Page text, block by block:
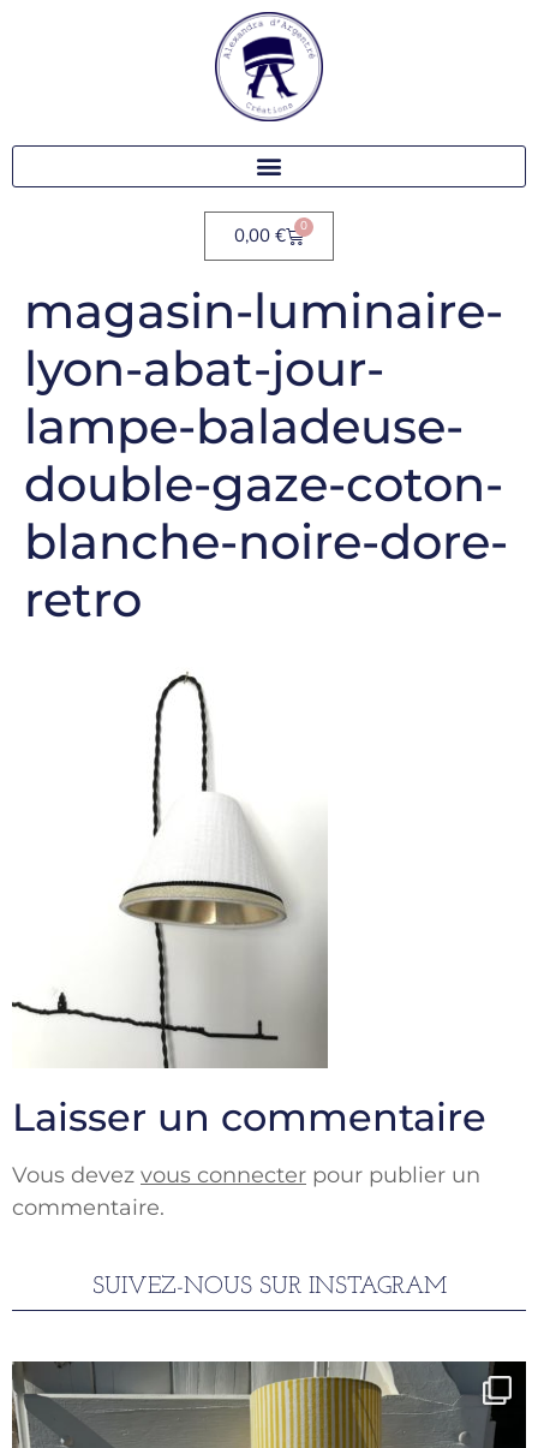
0,00 € 0
magasin-luminaire-
lyon-abat-jour-
lampe-baladeuse-
double-gaze-coton-
blanche-noire-dore-
retro
Laisser un commentaire
Vous devez vous connecter pour publier un
commentaire.
SUIVEZ-NOUS SUR INSTAGRAM